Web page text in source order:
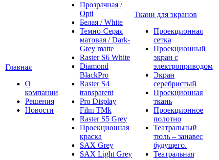
Главная
О
компании
Решения
Новости
Прозрачная /
Opti
Белая / White
Темно-Серая
матовая / Dark-
Grey matte
Raster S6 White
Diamond
BlackPro
Raster S4
transparent
Pro Display
Film ТМk
Raster S5 Grey
Проекционная
краска
SAX Grey
SAX Light Grey
Ткани для экранов
Проекционная
сетка
Проекционный
экран с
электроприводом
Экран
серебристый
Проекционная
ткань
Проекционное
полотно
Театральный
тюль – занавес
будущего.
Театральная